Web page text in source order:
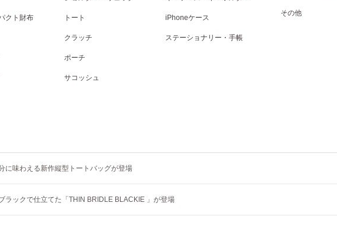
クト財布 トート
クラッチ
ポーチ
サコッシュ
iPhoneケース
ステーショナリー・手帳
その他
に味わえる新作縦型トートバッグが登場
ラックで仕立てた「THIN BRIDLE BLACKIE 」が登場